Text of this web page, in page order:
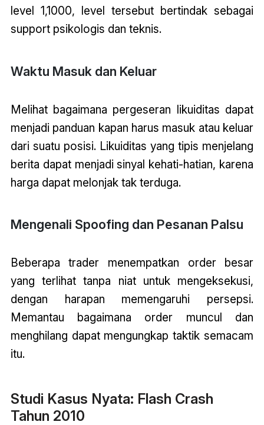
level 1,1000, level tersebut bertindak sebagai
support psikologis dan teknis.
Waktu Masuk dan Keluar
Melihat bagaimana pergeseran likuiditas dapat
menjadi panduan kapan harus masuk atau keluar
dari suatu posisi. Likuiditas yang tipis menjelang
berita dapat menjadi sinyal kehati-hatian, karena
harga dapat melonjak tak terduga.
Mengenali Spoofing dan Pesanan Palsu
Beberapa trader menempatkan order besar
yang terlihat tanpa niat untuk mengeksekusi,
dengan harapan memengaruhi persepsi.
Memantau bagaimana order muncul dan
menghilang dapat mengungkap taktik semacam
itu.
Studi Kasus Nyata: Flash Crash
Tahun 2010